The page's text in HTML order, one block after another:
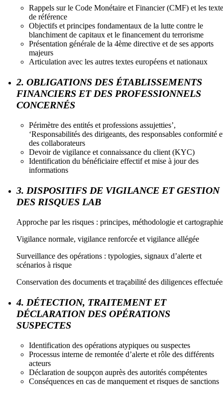
Rappels sur le Code Monétaire et Financier (CMF) et les
de référence
Objectifs et principes fondamentaux de la lutte contre le
blanchiment de capitaux et le financement du terrorisme
Présentation générale de la 4ème directive et de ses apports
majeurs
Articulation avec les autres textes européens et nationaux
2. OBLIGATIONS DES ÉTABLISSEMENTS
FINANCIERS ET DES PROFESSIONNELS
CONCERNÉS
Périmètre des entités et professions assujetties’,
‘Responsabilités des dirigeants, des responsables conformité
des collaborateurs
Devoir de vigilance et connaissance du client (KYC)
Identification du bénéficiaire effectif et mise à jour des
informations
3. DISPOSITIFS DE VIGILANCE ET GESTION
DES RISQUES LAB
Approche par les risques : principes, méthodologie et cartographie
Vigilance normale, vigilance renforcée et vigilance allégée
Surveillance des opérations : typologies, signaux d’alerte et
scénarios à risque
Conservation des documents et traçabilité des diligences
4. DÉTECTION, TRAITEMENT ET
DÉCLARATION DES OPÉRATIONS
SUSPECTES
Identification des opérations atypiques ou suspectes
Processus interne de remontée d’alerte et rôle des différents
acteurs
Déclaration de soupçon auprès des autorités compétentes
Conséquences en cas de manquement et risques de sanctions